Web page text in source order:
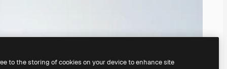
oluşturabilirsiniz.
to the storing of cookies on your device to enhance site